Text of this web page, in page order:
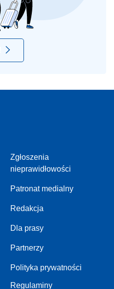
Zgłoszenia
nieprawidłowości
Patronat medialny
Redakcja
Dla prasy
Partnerzy
Polityka prywatności
Regulaminy